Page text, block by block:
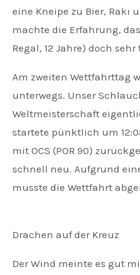
eine Kneipe zu Bier, Rakı
machte die Erfahrung,
Regal, 12 Jahre) doch
Am zweiten Wettfahrttag
unterwegs. Unser
Weltmeisterschaft
startete pünktlich um
mit OCS (POR 90)
schnell neu. Aufgrund
musste die Wettfahrt
Drachen auf der Kreuz
Der Wind meinte es gut